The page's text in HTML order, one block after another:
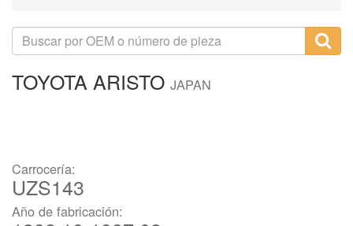
TOYOTA ARISTO JAPAN
Carrocería:
UZS143
Año de fabricación: